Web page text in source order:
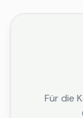
Für die